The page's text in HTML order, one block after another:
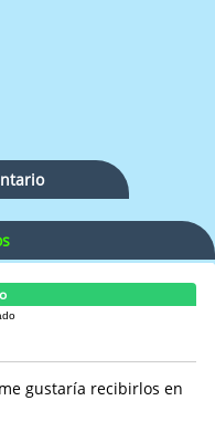
gustaría recibirlos en